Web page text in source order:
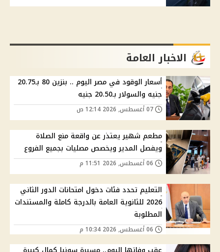
الاخبار العامة
أسعار الوقود في مصر اليوم .. بنزين 80 بـ20.75
جنيه والسولار بـ20.50 جنيه
مطعم شهير يعتذر عن واقعة منع الصلاة
ويفصل المدير ويخصص مصليات بجميع الفروع
التعليم تحدد فئات دخول امتحانات الدور الثاني
2026 للثانوية العامة بالدرجة كاملة والمستندات
المطلوبة